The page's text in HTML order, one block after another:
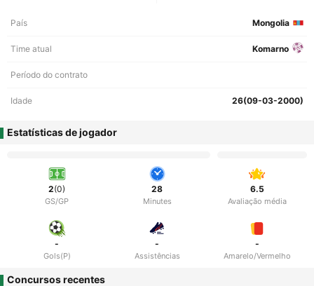
País Mongolia
Time atual Komarno
Período do contrato
Idade 26(09-03-2000)
Estatísticas de jogador
2(0)
GS/GP
28
Minutes
6.5
Avaliação média
-
Gols(P)
-
Assistências
-
Amarelo/Vermelho
Concursos recentes